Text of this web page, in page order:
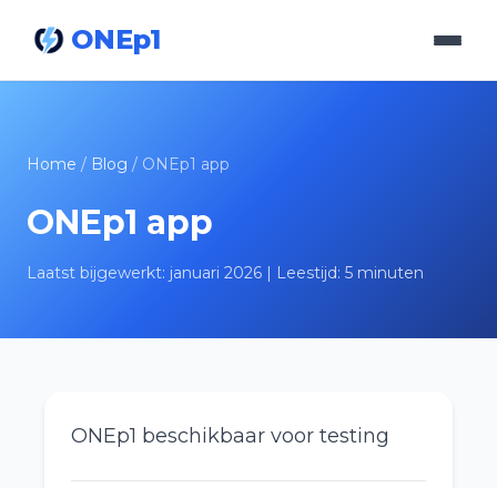
ONEp1
Home / Blog / ONEp1 app
ONEp1 app
Laatst bijgewerkt: januari 2026 | Leestijd: 5 minuten
ONEp1 beschikbaar voor testing